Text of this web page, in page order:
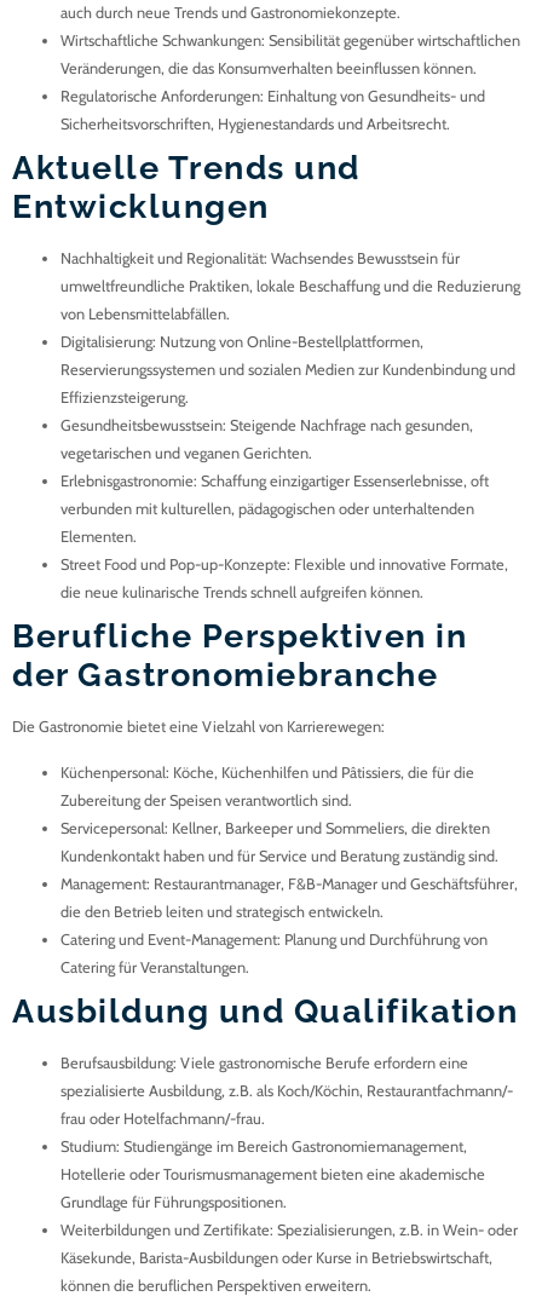
auch durch neue Trends und Gastronomiekonzepte.
Wirtschaftliche Schwankungen: Sensibilität gegenüber wirtschaftlichen
Veränderungen, die das Konsumverhalten beeinflussen können.
Regulatorische Anforderungen: Einhaltung von Gesundheits- und
Sicherheitsvorschriften, Hygienestandards und Arbeitsrecht.
Aktuelle Trends und
Entwicklungen
Nachhaltigkeit und Regionalität: Wachsendes Bewusstsein für
umweltfreundliche Praktiken, lokale Beschaffung und die Reduzierung
von Lebensmittelabfällen.
Digitalisierung: Nutzung von Online-Bestellplattformen,
Reservierungssystemen und sozialen Medien zur Kundenbindung und
Effizienzsteigerung.
Gesundheitsbewusstsein: Steigende Nachfrage nach gesunden,
vegetarischen und veganen Gerichten.
Erlebnisgastronomie: Schaffung einzigartiger Essenserlebnisse, oft
verbunden mit kulturellen, pädagogischen oder unterhaltenden
Elementen.
Street Food und Pop-up-Konzepte: Flexible und innovative Formate,
die neue kulinarische Trends schnell aufgreifen können.
Berufliche Perspektiven in
der Gastronomiebranche
Die Gastronomie bietet eine Vielzahl von Karrierewegen:
Küchenpersonal: Köche, Küchenhilfen und Pâtissiers, die für die
Zubereitung der Speisen verantwortlich sind.
Servicepersonal: Kellner, Barkeeper und Sommeliers, die direkten
Kundenkontakt haben und für Service und Beratung zuständig sind.
Management: Restaurantmanager, F&B-Manager und Geschäftsführer,
die den Betrieb leiten und strategisch entwickeln.
Catering und Event-Management: Planung und Durchführung von
Catering für Veranstaltungen.
Ausbildung und Qualifikation
Berufsausbildung: Viele gastronomische Berufe erfordern eine
spezialisierte Ausbildung, z.B. als Koch/Köchin, Restaurantfachmann/-
frau oder Hotelfachmann/-frau.
Studium: Studiengänge im Bereich Gastronomiemanagement,
Hotellerie oder Tourismusmanagement bieten eine akademische
Grundlage für Führungspositionen.
Weiterbildungen und Zertifikate: Spezialisierungen, z.B. in Wein- oder
Käsekunde, Barista-Ausbildungen oder Kurse in Betriebswirtschaft,
können die beruflichen Perspektiven erweitern.